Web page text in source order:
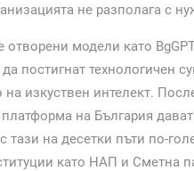
не разполага с
отворени модели като
постигнат технологичен
изкуствен интелект.
на България
тази на десетки пъти по-
като НАП и Сметна